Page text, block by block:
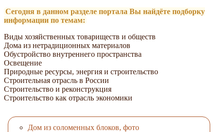
Сегодня в данном разделе портала Вы найдёте подборку
информации по темам:
Виды хозяйственных товариществ и обществ
Дома из нетрадиционных материалов
Обустройство внутреннего пространства
Освещение
Природные ресурсы, энергия и строительство
Строительная отрасль в России
Строительство и реконструкция
Строительство как отрасль экономики
Дом из соломенных блоков, фото